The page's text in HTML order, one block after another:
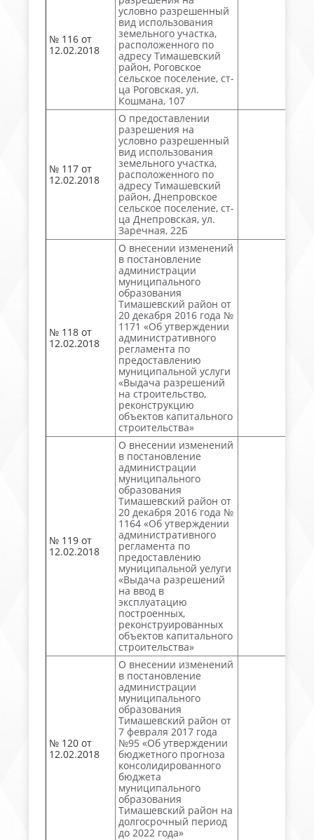
№ 116 от
12.02.2018
условно разрешенный
вид использования
земельного участка,
расположенного по
адресу Тимашевский
район, Роговское
сельское поселение, ст-
ца Роговская, ул.
Кошмана, 107
№ 117 от
12.02.2018
О предоставлении
разрешения на
условно разрешенный
вид использования
земельного участка,
расположенного по
адресу Тимашевский
район, Днепровское
сельское поселение, ст-
ца Днепровская, ул.
Заречная, 22Б
№ 118 от
12.02.2018
О внесении изменений
в постановление
администрации
муниципального
образования
Тимашевский район от
20 декабря 2016 года №
1171 «Об утверждении
административного
регламента по
предоставлению
муниципальной услуги
«Выдача разрешений
на строительство,
реконструкцию
объектов капитального
строительства»
№ 119 от
12.02.2018
О внесении изменений
в постановление
администрации
муниципального
образования
Тимашевский район от
20 декабря 2016 года №
1164 «Об утверждении
административного
регламента по
предоставлению
муниципальной уелуги
«Выдача разрешений
на ввод в
эксплуатацию
построенных,
реконструированных
объектов капитального
строительства»
№ 120 от
12.02.2018
О внесении изменений
в постановление
администрации
муниципального
образования
Тимашевский район от
7 февраля 2017 года
№95 «Об утверждении
бюджетного прогноза
консолидированного
бюджета
муниципального
образования
Тимашевский район на
долгосрочный период
до 2022 года»